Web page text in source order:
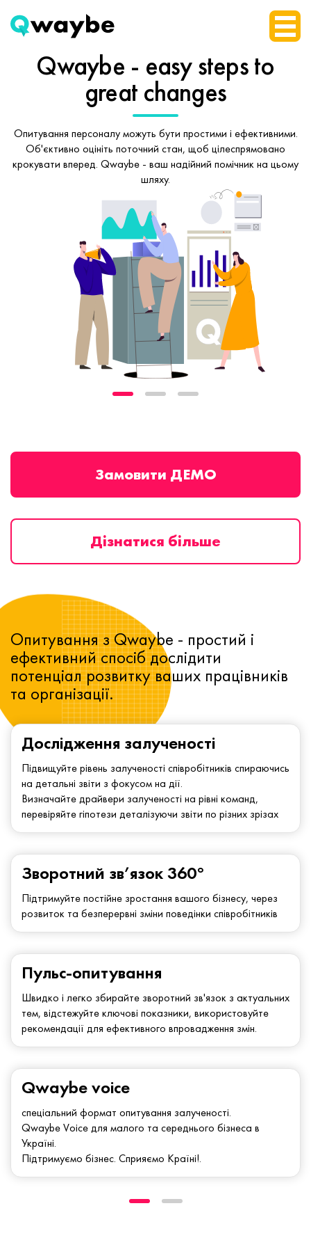
Qwaybe - easy stepsto
great changes
Опитування персоналу можуть бути простими і ефективними.
Об'єктивно оцініть поточний стан, щоб цілеспрямовано
крокувати вперед. Qwaybe - ваш надійний помічник на цьому
шляху.
Замовити ДЕМО
Дізнатися більше
Дослідження залученості
Підвищуйте рівень залученості співробітників спираючись
на детальні звіти з фокусом на дії.
Визначайте драйвери залученості на рівні команд,
перевіряйте гіпотези деталізуючи звіти по різних зрізах
Зворотний зв’язок 360°
Підтримуйте постійне зростання вашого бізнесу, через
розвиток та безперервні зміни поведінки співробітників
Опитування з Qwaybe - простий і
ефективний спосіб дослідити
потенціал розвитку ваших працівників
та організації.
Qwaybe voice
спеціальний формат опитування залученості.
Qwaybe Voice для малого та середнього бізнеса в
Україні.
Підтримуємо бізнес. Сприяємо Країні!.
Пульс-опитування
Швидко і легко збирайте зворотний зв'язок з актуальних
тем, відстежуйте ключові показники, використовуйте
рекомендації для ефективного впровадження змін.